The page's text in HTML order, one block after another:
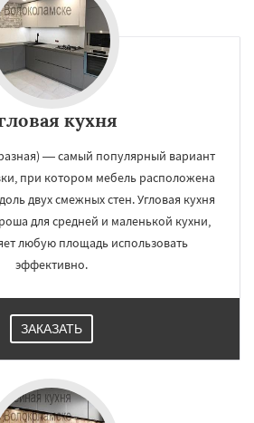
кухня
— самый популярный вариант
при котором мебель расположена
двух смежных стен. Угловая кухня
для средней и маленькой кухни,
любую площадь использовать
эффективно.
ЗАКАЗАТЬ